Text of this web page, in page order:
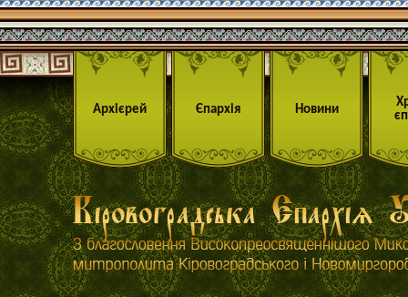
Архієрей Єпархія Новини